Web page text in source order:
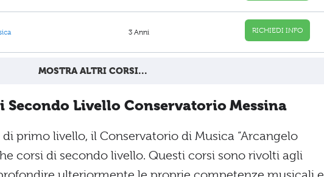
3 Anni RICHIEDI INFO
MOSTRA ALTRI CORSI...
Livello Conservatorio Messina
primo livello, il Conservatorio di Musica “Arcangelo
corsi di secondo livello. Questi corsi sono rivolti agli